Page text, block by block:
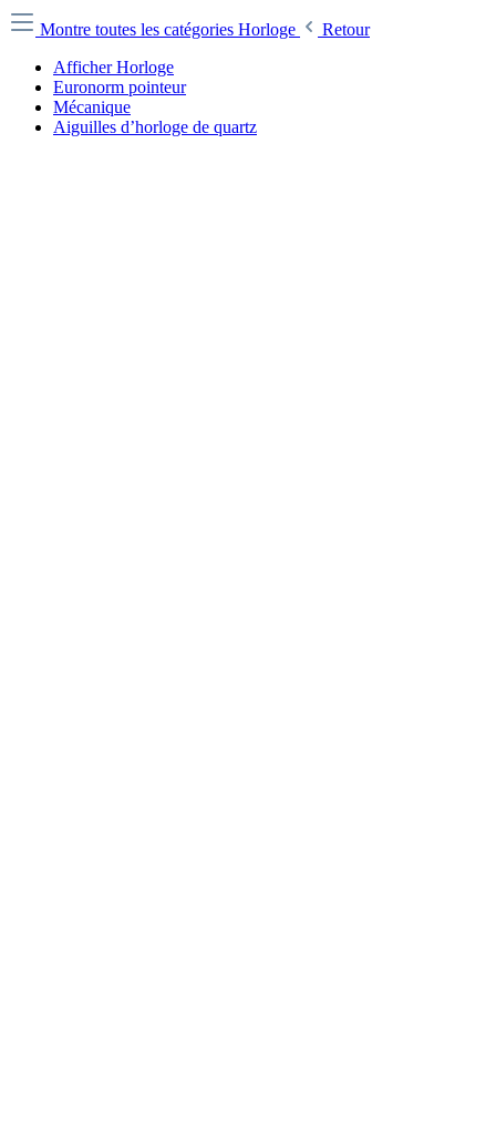
Montre toutes les catégories Horloge
Retour
Afficher Horloge
Euronorm pointeur
Mécanique
Aiguilles d’horloge de quartz